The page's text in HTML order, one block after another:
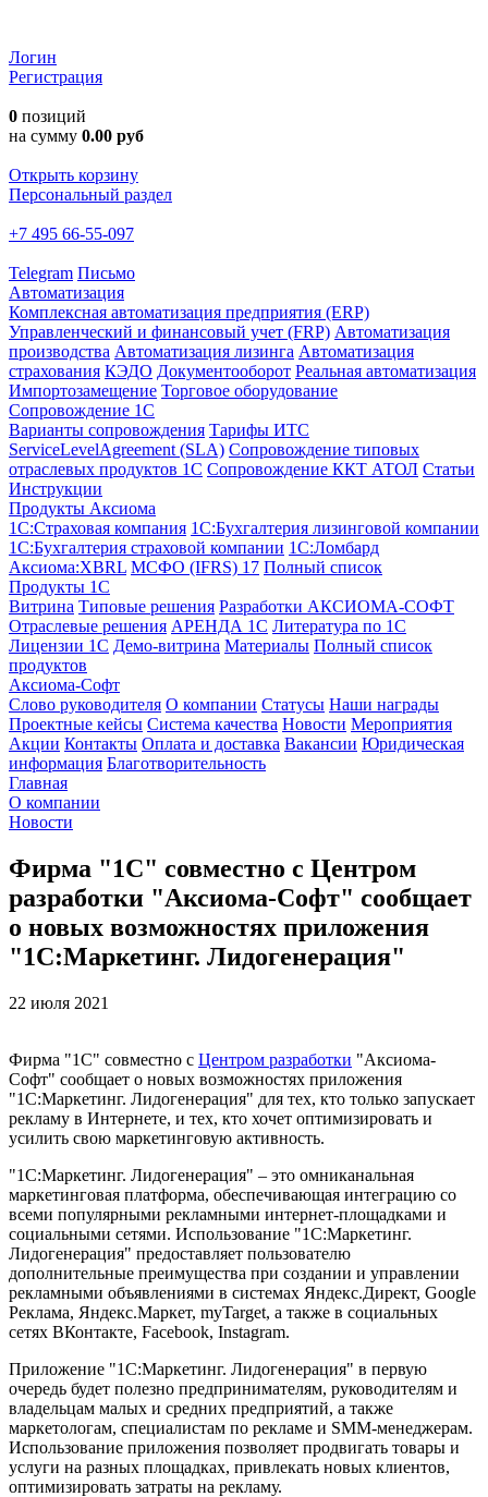
Логин
Регистрация
0 позиций
на сумму 0.00 руб
Открыть корзину
Персональный раздел
+7 495 66-55-097
Telegram Письмо
Автоматизация
Комплексная автоматизация предприятия (ERP)
Управленческий и финансовый учет (FRP) Автоматизация
производства Автоматизация лизинга Автоматизация
страхования КЭДО Документооборот Реальная автоматизация
Импортозамещение Торговое оборудование
Сопровождение 1С
Варианты сопровождения Тарифы ИТС
ServiceLevelAgreement (SLA) Сопровождение типовых
отраслевых продуктов 1С Сопровождение ККТ АТОЛ Статьи
Инструкции
Продукты Аксиома
1С:Страховая компания 1С:Бухгалтерия лизинговой компании
1С:Бухгалтерия страховой компании 1С:Ломбард
Аксиома:XBRL МСФО (IFRS) 17 Полный список
Продукты 1С
Витрина Типовые решения Разработки АКСИОМА-СОФТ
Отраслевые решения АРЕНДА 1С Литература по 1С
Лицензии 1C Демо-витрина Материалы Полный список
продуктов
Аксиома-Софт
Слово руководителя О компании Статусы Наши награды
Проектные кейсы Система качества Новости Мероприятия
Акции Контакты Оплата и доставка Вакансии Юридическая
информация Благотворительность
Главная
О компании
Новости
Фирма "1С" совместно с Центром
разработки "Аксиома-Софт" сообщает
о новых возможностях приложения
"1С:Маркетинг. Лидогенерация"
22 июля 2021
Фирма "1С" совместно с Центром разработки "Аксиома-
Софт" сообщает о новых возможностях приложения
"1С:Маркетинг. Лидогенерация" для тех, кто только запускает
рекламу в Интернете, и тех, кто хочет оптимизировать и
усилить свою маркетинговую активность.
"1С:Маркетинг. Лидогенерация" – это омниканальная
маркетинговая платформа, обеспечивающая интеграцию со
всеми популярными рекламными интернет-площадками и
социальными сетями. Использование "1С:Маркетинг.
Лидогенерация" предоставляет пользователю
дополнительные преимущества при создании и управлении
рекламными объявлениями в системах Яндекс.Директ, Google
Реклама, Яндекс.Маркет, myTarget, а также в социальных
сетях ВКонтакте, Facebook, Instagram.
Приложение "1С:Маркетинг. Лидогенерация" в первую
очередь будет полезно предпринимателям, руководителям и
владельцам малых и средних предприятий, а также
маркетологам, специалистам по рекламе и SMM-менеджерам.
Использование приложения позволяет продвигать товары и
услуги на разных площадках, привлекать новых клиентов,
оптимизировать затраты на рекламу.